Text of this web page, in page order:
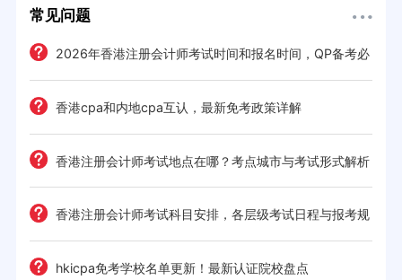
常见问题
2026年香港注册会计师考试时间和报名时间，QP备考必
读的时间规划
香港cpa和内地cpa互认，最新免考政策详解
香港注册会计师考试地点在哪？考点城市与考试形式解析
香港注册会计师考试科目安排，各层级考试日程与报考规
则 hkicpa免考学校名单更新！最新认证院校盘点